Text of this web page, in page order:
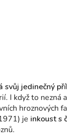
svůj jedinečný
I když to nezná
hroznových
je inkoust s